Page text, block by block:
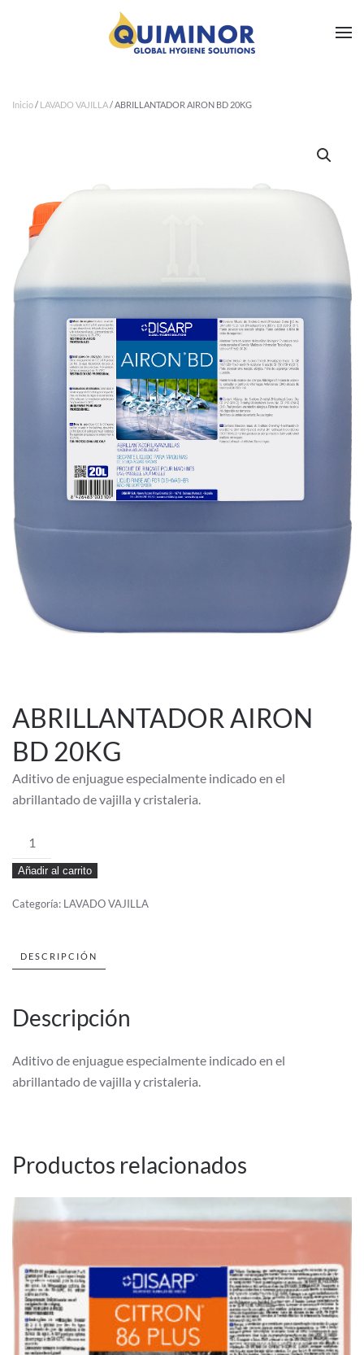
Ir al contenido principal
Inicio/ LAVADO VAJILLA/ ABRILLANTADOR AIRON BD 20KG
ABRILLANTADOR AIRON
BD 20KG
Aditivo de enjuague especialmente indicado en el
abrillantado de vajilla y cristaleria.
ABRILLANTADOR
AIRON
BD
20KG
Añadir al carrito
Categoría: LAVADO VAJILLA
DESCRIPCIÓN
Descripción
Aditivo de enjuague especialmente indicado en el
abrillantado de vajilla y cristaleria.
Productos relacionados